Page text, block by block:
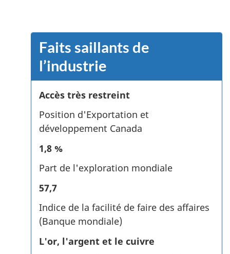
Faits saillants de
l’industrie
Accès très restreint
Position d'Exportation et
développement Canada
1,8 %
Part de l'exploration mondiale
57,7
Indice de la facilité de faire des affaires
(Banque mondiale)
L'or, l'argent et le cuivre